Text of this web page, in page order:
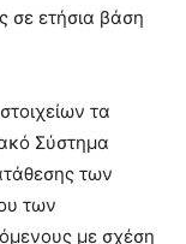
σε ετήσια βάση
τα
Σύστημα
των
των
με σχέση